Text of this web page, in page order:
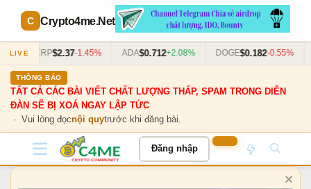
Crypto4me.Net
LIVE XRP$2.37-1.45% ADA$0.712+2.08% DOGE$0.182-0.55%
THÔNG BÁO
TẤT CẢ CÁC BÀI VIẾT CHẤT LƯỢNG THẤP, SPAM TRONG DIỄN
ĐÀN SẼ BỊ XOÁ NGAY LẬP TỨC
· Vui lòng đọcnội quytrước khi đăng bài.
Đăng nhập